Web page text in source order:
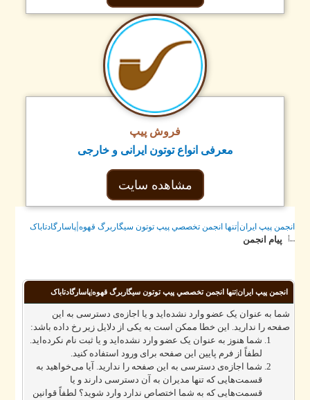
فروش پیپ
معرفی انواع توتون ایرانی و خارجی
مشاهده سایت
پيپ ايران|تنها انجمن تخصصي پيپ توتون سيگاربرگ قهوه|پاسارگادتاباک
پیام انجمن
انجمن پيپ ايران|تنها انجمن تخصصي پيپ توتون سيگاربرگ قهوه|پاسارگادتاباک
شما به عنوان یک عضو وارد نشده‌اید و یا اجازه‌ی دسترسی به این
صفحه را ندارید. این خطا ممکن است به یکی از دلایل زیر رخ داده باشد:
شما هنوز به عنوان یک عضو وارد نشده‌اید و یا ثبت نام نکرده‌اید.
لطفاً از فرم پایین این صفحه برای ورود استفاده کنید.
شما اجازه‌ی دسترسی به این صفحه را ندارید. آیا می‌خواهید به
قسمت‌هایی که تنها مدیران به آن دسترسی دارند و یا
قسمت‌هایی که به شما اختصاص ندارد وارد شوید؟ لطفاً قوانین